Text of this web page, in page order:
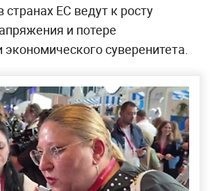
странах ЕС ведут к росту
и потере
суверенитета.